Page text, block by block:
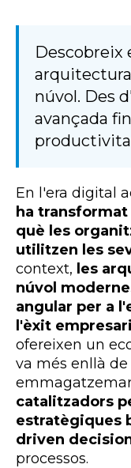
Descobreix
núvol. Des
avançada
En l'era digital
ha
què les
utilitzen les
context, les
núvol
angular per a
l'èxit
ofereixen un
va més enllà
catalitzadors
estratègiques
driven
processos.